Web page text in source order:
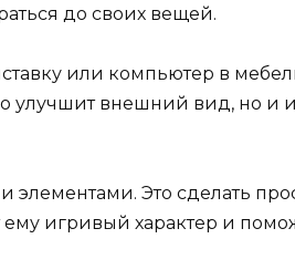
до своих вещей.
или компьютер в
улучшит внешний вид, но и
Это сделать
игривый характер и